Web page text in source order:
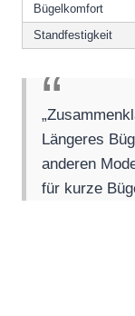
Bügelkomfort
Standfestigkeit
Längeres
anderen
für kurze